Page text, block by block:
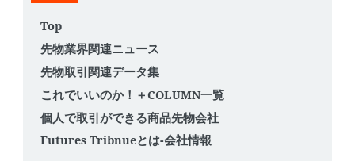
Top
先物業界関連ニュース
先物取引関連データ集
これでいいのか！＋COLUMN一覧
個人で取引ができる商品先物会社
Futures Tribnueとは-会社情報